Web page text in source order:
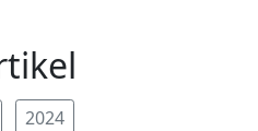
2024